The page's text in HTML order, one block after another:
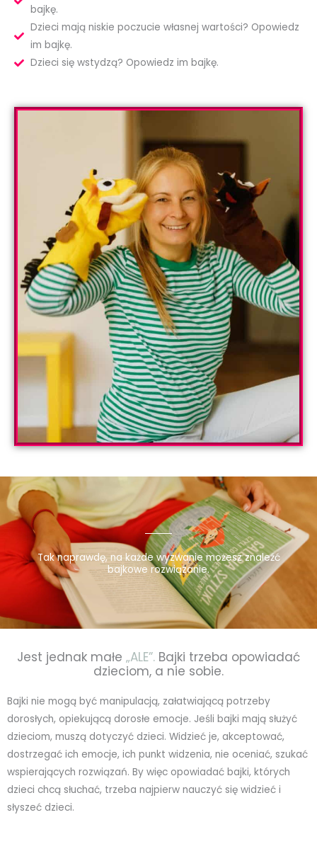
bajkę.
Dzieci mają niskie poczucie własnej wartości? Opowiedz
im bajkę.
Dzieci się wstydzą? Opowiedz im bajkę.
Tak naprawdę, na każde wyzwanie możesz znaleźć
bajkowe rozwiązanie.
Jest jednak małe „ALE”. Bajki trzeba opowiadać
dzieciom, a nie sobie.
Bajki nie mogą być manipulacją, załatwiającą potrzeby
dorosłych, opiekującą dorosłe emocje. Jeśli bajki mają służyć
dzieciom, muszą dotyczyć dzieci. Widzieć je, akceptować,
dostrzegać ich emocje, ich punkt widzenia, nie oceniać, szukać
wspierających rozwiązań. By więc opowiadać bajki, których
dzieci chcą słuchać, trzeba najpierw nauczyć się widzieć i
słyszeć dzieci.